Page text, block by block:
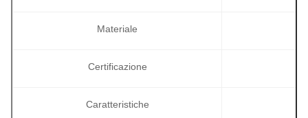
Materiale
Certificazione
Caratteristiche